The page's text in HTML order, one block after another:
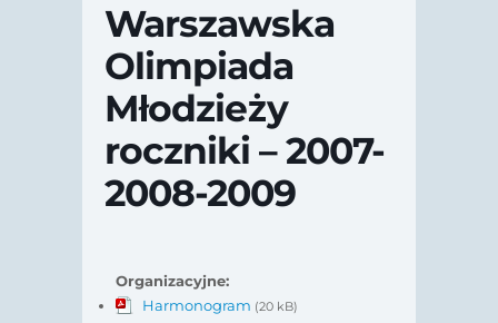
Warszawska
Olimpiada
Młodzieży
roczniki – 2007-
2008-2009
Organizacyjne:
Harmonogram (20 kB)